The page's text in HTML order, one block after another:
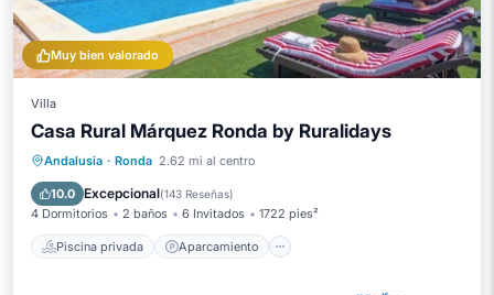
Muy bien valorado
Villa
Casa Rural Márquez Ronda by Ruralidays
Andalusia · Ronda 2.62 mi al centro
10.0 Excepcional(143 Reseñas)
4 Dormitorios 2 baños 6 Invitados 1722 pies²
Piscina privada Aparcamiento
Piscina privada
Aparcamiento
Piscina
Balcón/Terraza